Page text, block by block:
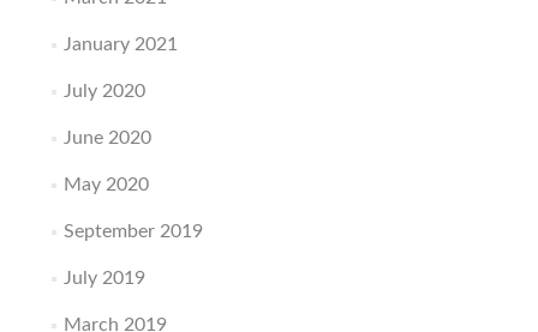
January 2021
July 2020
June 2020
May 2020
September 2019
July 2019
March 2019